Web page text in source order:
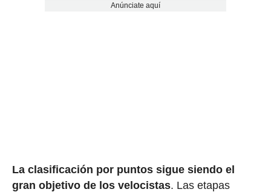
Anúnciate aquí
La clasificación por puntos sigue siendo el
gran objetivo de los velocistas. Las etapas